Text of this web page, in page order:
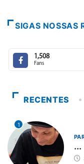
SIGAS NOSSAS
1,508
Fans
RECENTES
1
...